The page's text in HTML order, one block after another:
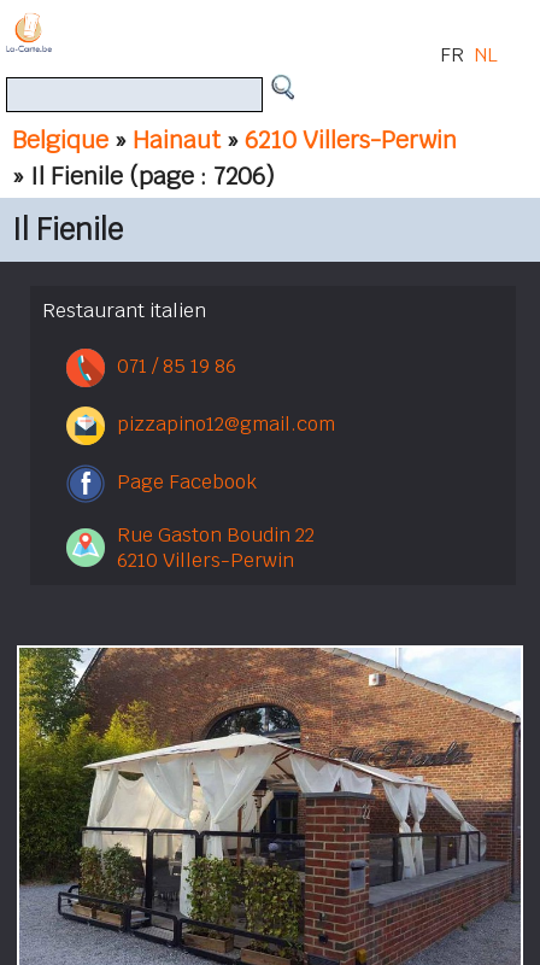
Belgique » Hainaut»6210 Villers-Perwin
» Il Fienile (page : 7206)
FR NL
Il Fienile
Restaurant italien
071 / 85 19 86
pizzapino12@gmail.com
Page Facebook
Rue Gaston Boudin 22
6210 Villers-Perwin